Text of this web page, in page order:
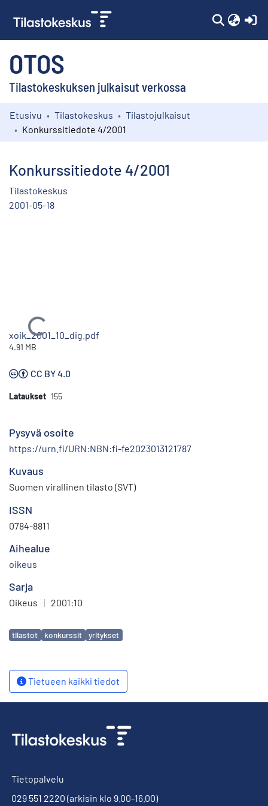
OTOS
Tilastokeskuksen julkaisut verkossa
Kokoelmat
Etusivu Tilastokeskus
Tilastojulkaisut
Konkurssitiedote 4/2001
Konkurssitiedote 4/2001
Tilastokeskus
2001-05-18
Ladataan...
xoik_2001_10_dig.pdf
4.91 MB
CC BY 4.0
Lataukset 155
Pysyvä osoite
https://urn.fi/URN:NBN:fi-fe2023013121787
Kuvaus
Suomen virallinen tilasto (SVT)
ISSN
0784-8811
Aihealue
oikeus
Sarja
Oikeus | 2001:10
Avainsanat
tilastot konkurssit yritykset
Tietueen kaikki tiedot
Tietopalvelu
029 551 2220 (arkisin klo 9.00-16.00)